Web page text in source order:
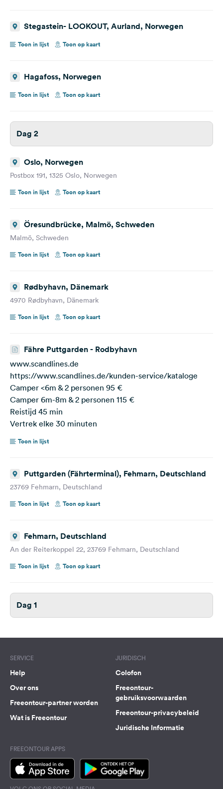
Stegastein- LOOKOUT, Aurland, Norwegen
Toon in lijst Toon op kaart
Hagafoss, Norwegen
Toon in lijst Toon op kaart
Dag 2
Oslo, Norwegen
Postbox 191, 1325 Oslo, Norwegen
Toon in lijst
Toon op kaart
Öresundbrücke, Malmö, Schweden
Malmö, Schweden
Toon in lijst
Toon op kaart
Rødbyhavn, Dänemark
4970 Rødbyhavn, Dänemark
Toon in lijst
Toon op kaart
Fähre Puttgarden - Rodbyhavn
www.scandlines.de
https://www.scandlines.de/kunden-service/kataloge
Camper <6m & 2 personen 95 €
Camper 6m-8m & 2 personen 115 €
Reistijd 45 min
Vertrek elke 30 minuten
Toon in lijst
Puttgarden (Fährterminal), Fehmarn, Deutschland
23769 Fehmarn, Deutschland
Toon in lijst
Toon op kaart
Fehmarn, Deutschland
An der Reiterkoppel 22, 23769 Fehmarn, Deutschland
Toon in lijst
Toon op kaart
Dag 1
SERVICE
Help
Over ons
Freeontour-partner worden
Wat is Freeontour
JURIDISCH
Colofon
Freeontour-
gebruiksvoorwaarden
Freeontour-privacybeleid
Juridische Informatie
FREEONTOUR APPS